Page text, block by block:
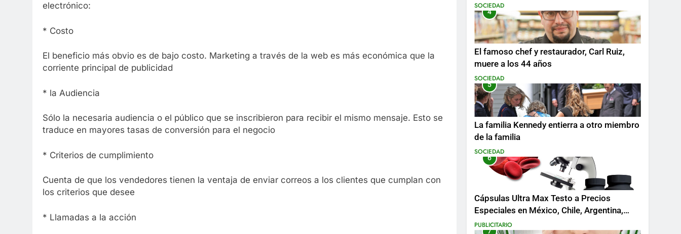
electrónico:
* Costo
El beneficio más obvio es de bajo costo. Marketing a través de la web es más económica que la
corriente principal de publicidad
* la Audiencia
Sólo la necesaria audiencia o el público que se inscribieron para recibir el mismo mensaje. Esto se
traduce en mayores tasas de conversión para el negocio
* Criterios de cumplimiento
Cuenta de que los vendedores tienen la ventaja de enviar correos a los clientes que cumplan con
los criterios que desee
* Llamadas a la acción
SOCIEDAD
4
El famoso chef y restaurador, Carl Ruiz,
muere a los 44 años
SOCIEDAD
5
La familia Kennedy entierra a otro miembro
de la familia
SOCIEDAD
6
Cápsulas Ultra Max Testo a Precios
Especiales en México, Chile, Argentina,
Colombia, Perú , Ecuador, Costa Rica y
PUBLICITARIO
7